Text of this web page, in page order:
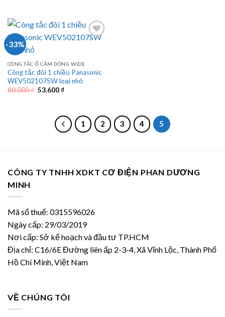
77.720 ₫.
-33%
CÔNG TẮC Ổ CẮM DÒNG WIDE
Công tắc đôi 1 chiều Panasonic
WEV502107SW loại nhỏ
80.000₫ Giá
53.600₫Giá
53.600 ₫.
1 2 3 4 5
CÔNG TY TNHH XDKT CƠ ĐIỆN PHAN DƯƠNG
MINH
Mã số thuế: 0315596026
Ngày cấp: 29/03/2019
Nơi cấp: Sở kế hoạch và đầu tư TP.HCM
Địa chỉ: C16/6E Đường liên ấp 2-3-4, Xã Vĩnh Lộc, Thành Phố
Hồ Chí Minh, Việt Nam
VỀ CHÚNG TÔI